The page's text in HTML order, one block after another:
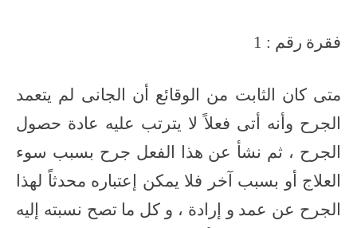
فقرة رقم : 1
متى كان الثابت من الوقائع أن الجانى لم يتعمد
الجرح وأنه أتى فعلاً لا يترتب عليه عادة حصول
الجرح ، ثم نشأ عن هذا الفعل جرح بسبب سوء
العلاج أو بسبب آخر فلا يمكن إعتباره محدثاً لهذا
الجرح عن عمد و إرادة ، و كل ما تصح نسبته إليه